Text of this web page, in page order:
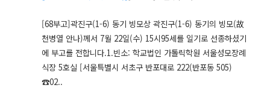
[68부고]곽진구(1-6) 동기 빙모상 곽진구(1-6) 동기의 빙모(故
천병열 안나)께서 7월 22일(수) 15시95세를 일기로 선종하셨기
에 부고를 전합니다.1.빈소: 학교법인 가톨릭학원 서울성모장례
식장 5호실 [서울특별시 서초구 반포대로 222(반포동 505)
☎02..